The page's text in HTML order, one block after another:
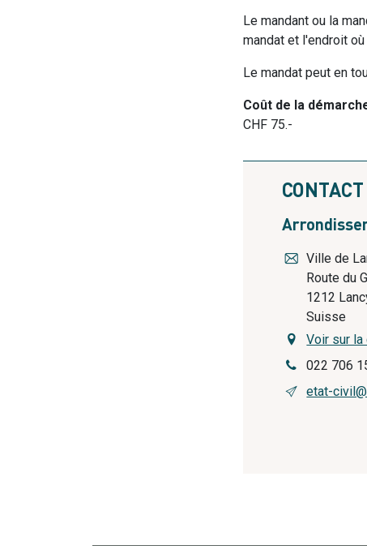
Le mandant ou la
mandat et l'endroit
Le mandat peut en
Coût de la
CHF 75.-
CONTACT
Ville de
Route du
1212
Suisse
Voir sur la
022 706
etat-